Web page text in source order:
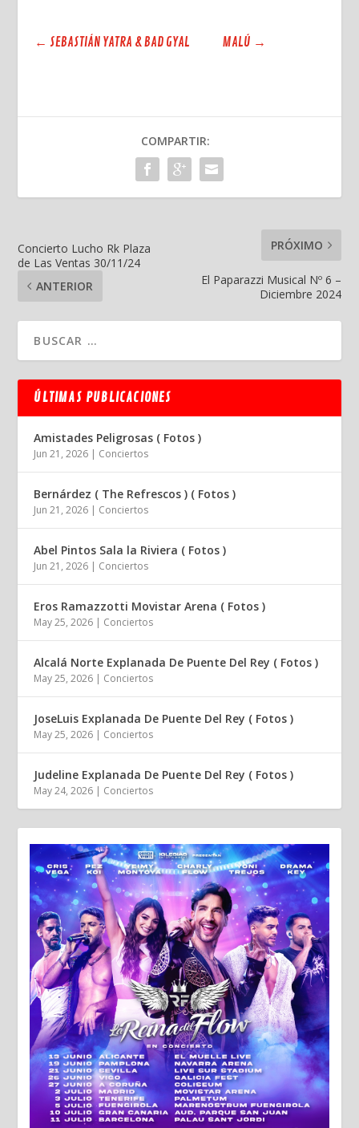
← SEBASTIÁN YATRA & BAD GYAL MALÚ →
COMPARTIR:
Concierto Lucho Rk Plaza
de Las Ventas 30/11/24
ANTERIOR
PRÓXIMO
El Paparazzi Musical Nº 6 –
Diciembre 2024
ÚLTIMAS PUBLICACIONES
Amistades Peligrosas ( Fotos )
Jun 21, 2026 | Conciertos
Bernárdez ( The Refrescos ) ( Fotos )
Jun 21, 2026 | Conciertos
Abel Pintos Sala la Riviera ( Fotos )
Jun 21, 2026 | Conciertos
Eros Ramazzotti Movistar Arena ( Fotos )
May 25, 2026 | Conciertos
Alcalá Norte Explanada De Puente Del Rey ( Fotos )
May 25, 2026 | Conciertos
JoseLuis Explanada De Puente Del Rey ( Fotos )
May 25, 2026 | Conciertos
Judeline Explanada De Puente Del Rey ( Fotos )
May 24, 2026 | Conciertos